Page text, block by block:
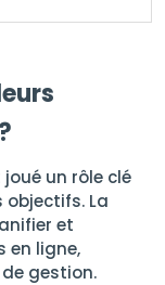
un rôle clé
objectifs. La
et
en ligne,
gestion.